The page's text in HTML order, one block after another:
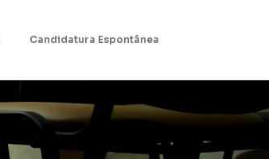
Candidatura Espontânea